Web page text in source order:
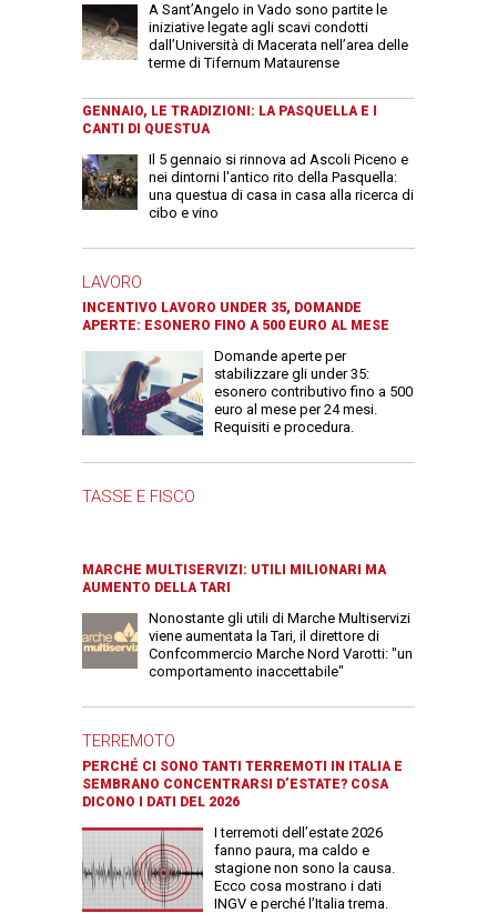
A Sant’Angelo in Vado sono partite le
iniziative legate agli scavi condotti
dall’Università di Macerata nell’area delle
terme di Tifernum Mataurense
GENNAIO, LE TRADIZIONI: LA PASQUELLA E I
CANTI DI QUESTUA
Il 5 gennaio si rinnova ad Ascoli Piceno e
nei dintorni l'antico rito della Pasquella:
una questua di casa in casa alla ricerca di
cibo e vino
LAVORO
INCENTIVO LAVORO UNDER 35, DOMANDE
APERTE: ESONERO FINO A 500 EURO AL MESE
Domande aperte per
stabilizzare gli under 35:
esonero contributivo fino a 500
euro al mese per 24 mesi.
Requisiti e procedura.
TASSE E FISCO
MARCHE MULTISERVIZI: UTILI MILIONARI MA
AUMENTO DELLA TARI
Nonostante gli utili di Marche Multiservizi
viene aumentata la Tari, il direttore di
Confcommercio Marche Nord Varotti: "un
comportamento inaccettabile"
TERREMOTO
PERCHÉ CI SONO TANTI TERREMOTI IN ITALIA E
SEMBRANO CONCENTRARSI D’ESTATE? COSA
DICONO I DATI DEL 2026
I terremoti dell’estate 2026
fanno paura, ma caldo e
stagione non sono la causa.
Ecco cosa mostrano i dati
INGV e perché l’Italia trema.